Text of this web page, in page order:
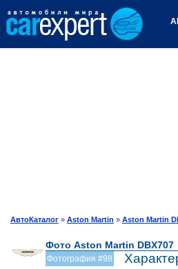
АвтоКаталог » Aston Martin » Aston Martin
Фото Aston Martin DBX707
Фотография #98